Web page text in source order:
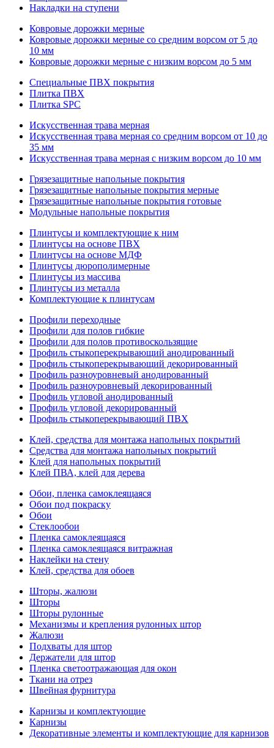
Накладки на ступени
Ковровые дорожки мерные
Ковровые дорожки мерные со средним ворсом от 5 до
10 мм
Ковровые дорожки мерные с низким ворсом до 5 мм
Специальные ПВХ покрытия
Плитка ПВХ
Плитка SPC
Искуccтвенная трава мерная
Искусственная трава мерная со средним ворсом от 10 до
35 мм
Искусственная трава мерная с низким ворсом до 10 мм
Грязезащитные напольные покрытия
Грязезащитные напольные покрытия мерные
Грязезащитные напольные покрытия готовые
Модульные напольные покрытия
Плинтусы и комплектующие к ним
Плинтусы на основе ПВХ
Плинтусы на основе МДФ
Плинтусы дюрополимерные
Плинтусы из массива
Плинтусы из металла
Комплектующие к плинтусам
Профили переходные
Профили для полов гибкие
Профили для полов противоскользящие
Профиль стыкоперекрывающий анодированный
Профиль стыкоперекрывающий декорированный
Профиль разноуровневый анодированный
Профиль разноуровневый декорированный
Профиль угловой анодированный
Профиль угловой декорированный
Профиль стыкоперекрывающий ПВХ
Клей, средства для монтажа напольных покрытий
Средства для монтажа напольных покрытий
Клей для напольных покрытий
Клей ПВА, клей для дерева
Обои, пленка самоклеящаяся
Обои под покраску
Обои
Стеклообои
Пленка самоклеящаяся
Пленка самоклеящаяся витражная
Наклейки на стену
Клей, средства для обоев
Шторы, жалюзи
Шторы
Шторы рулонные
Механизмы и крепления рулонных штор
Жалюзи
Подхваты для штор
Держатели для штор
Пленка светоотражающая для окон
Ткани на отрез
Швейная фурнитура
Карнизы и комплектующие
Карнизы
Декоративные элементы и комплектующие для карнизов